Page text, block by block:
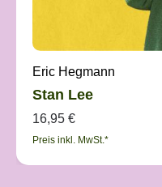
Eric Hegmann
Stan Lee
16,95 €
Preis inkl. MwSt.*